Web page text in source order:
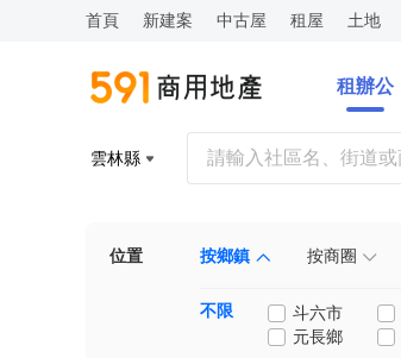
首頁 新建案 中古屋 租屋 土地
租辦公
雲林縣
位置 按鄉鎮 按商圈
不限 斗六市
元長鄉